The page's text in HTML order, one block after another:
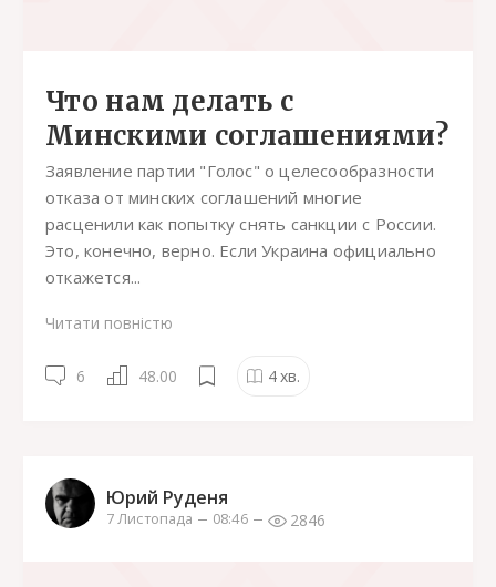
Что нам делать с
Минскими соглашениями?
Заявление партии "Голос" о целесообразности
отказа от минских соглашений многие
расценили как попытку снять санкции с России.
Это, конечно, верно. Если Украина официально
откажется...
Читати повністю
6 48.00 4хв.
Юрий Руденя
7 Листопада 08:46 2846